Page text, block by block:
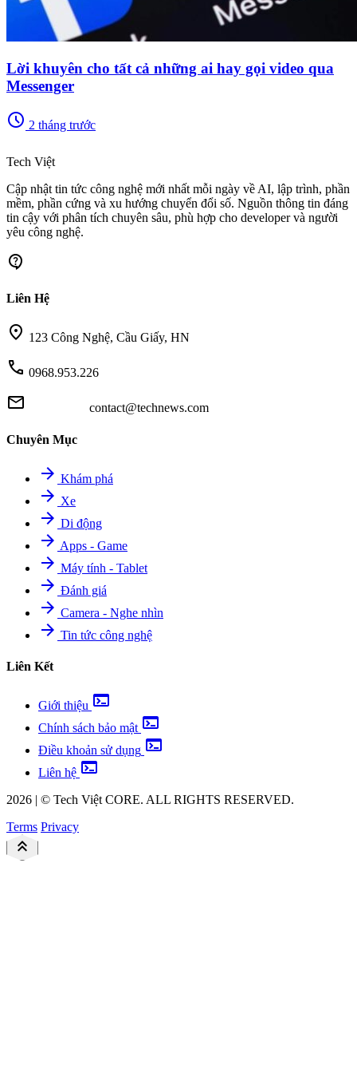
Lời khuyên cho tất cả những ai hay gọi video qua
Messenger
schedule 2 tháng trước
Tech Việt
Cập nhật tin tức công nghệ mới nhất mỗi ngày về AI, lập trình, phần
mềm, phần cứng và xu hướng chuyển đổi số. Nguồn thông tin đáng
tin cậy với phân tích chuyên sâu, phù hợp cho developer và người
yêu công nghệ.
contact_support
Liên Hệ
location_on 123 Công Nghệ, Cầu Giấy, HN
call 0968.953.226
mail contact@technews.com
Chuyên Mục
arrow_forward Khám phá
arrow_forward Xe
arrow_forward Di động
arrow_forward Apps - Game
arrow_forward Máy tính - Tablet
arrow_forward Đánh giá
arrow_forward Camera - Nghe nhìn
arrow_forward Tin tức công nghệ
Liên Kết
Giới thiệu terminal
Chính sách bảo mật terminal
Điều khoản sử dụng terminal
Liên hệ terminal
2026 | © Tech ViệtCORE. ALL RIGHTS RESERVED.
Terms Privacy
keyboard_double_arrow_up